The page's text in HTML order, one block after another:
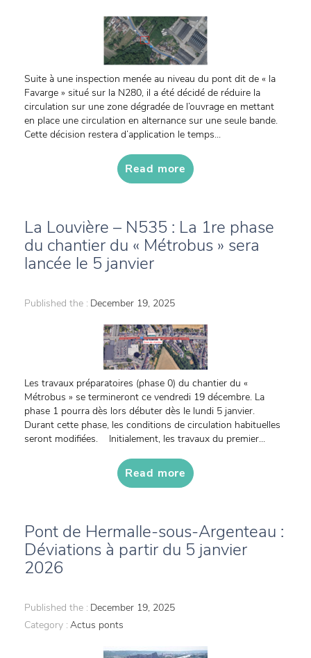
Suite à une inspection menée au niveau du pont dit de « la
Favarge » situé sur la N280, il a été décidé de réduire la
circulation sur une zone dégradée de l’ouvrage en mettant
en place une circulation en alternance sur une seule bande.
Cette décision restera d’application le temps...
Read more
La Louvière – N535 : La 1re phase
du chantier du « Métrobus » sera
lancée le 5 janvier
Published the : December 19, 2025
Les travaux préparatoires (phase 0) du chantier du «
Métrobus » se termineront ce vendredi 19 décembre. La
phase 1 pourra dès lors débuter dès le lundi 5 janvier.
Durant cette phase, les conditions de circulation habituelles
seront modifiées. Initialement, les travaux du premier...
Read more
Pont de Hermalle-sous-Argenteau :
Déviations à partir du 5 janvier
2026
Published the : December 19, 2025
Category : Actus ponts